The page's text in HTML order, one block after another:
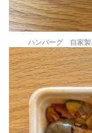
ハンバーグ 自家製